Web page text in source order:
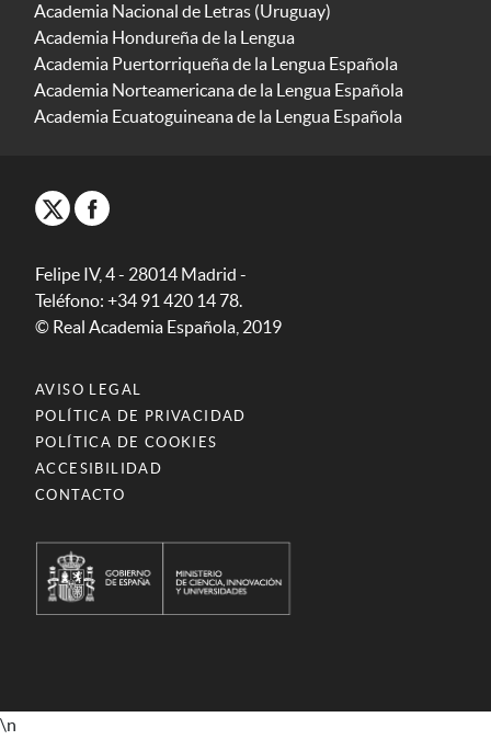
Academia Nacional de Letras (Uruguay)
Academia Hondureña de la Lengua
Academia Puertorriqueña de la Lengua Española
Academia Norteamericana de la Lengua Española
Academia Ecuatoguineana de la Lengua Española
Felipe IV, 4 - 28014 Madrid -
Teléfono: +34 91 420 14 78.
© Real Academia Española, 2019
AVISO LEGAL
POLÍTICA DE PRIVACIDAD
POLÍTICA DE COOKIES
ACCESIBILIDAD
CONTACTO
\n